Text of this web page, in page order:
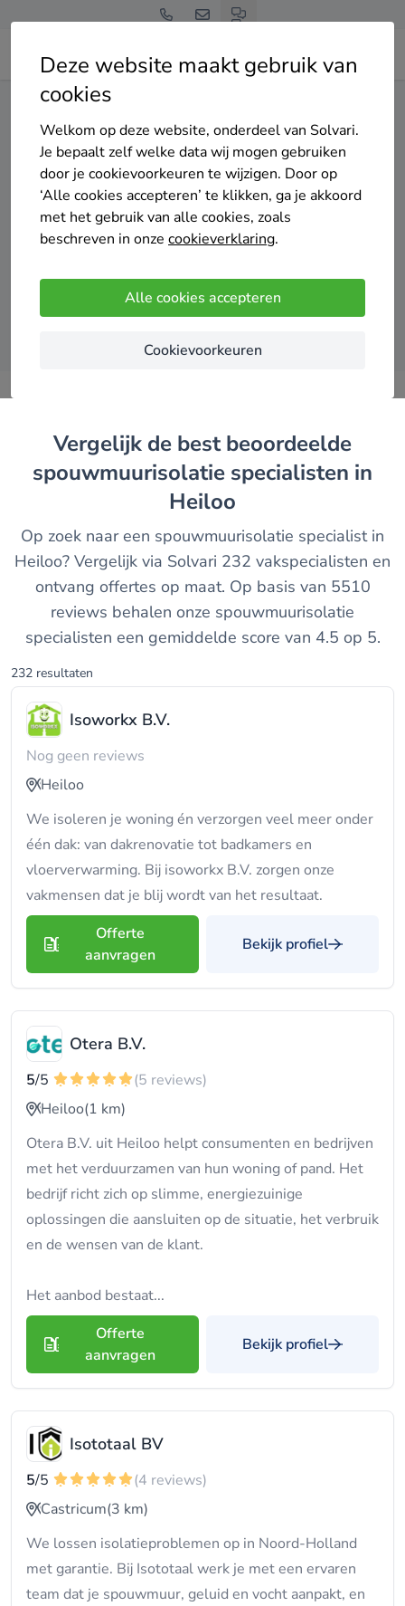
Deze website maakt gebruik van
cookies
Welkom op deze website, onderdeel van Solvari.
Je bepaalt zelf welke data wij mogen gebruiken
door je cookievoorkeuren te wijzigen. Door op
‘Alle cookies accepteren’ te klikken, ga je akkoord
met het gebruik van alle cookies, zoals
beschreven in onze cookieverklaring.
Alle cookies accepteren
Cookievoorkeuren
Home Spouwmuurisolatie
Gratis en vrijblijvend
Top 20 spouwmuurisolatie
specialisten in Heiloo
Vergelijk offertes
Vergelijk de best beoordeelde
spouwmuurisolatie specialisten in
Heiloo
Op zoek naar een spouwmuurisolatie specialist in
Heiloo? Vergelijk via Solvari 232 vakspecialisten en
ontvang offertes op maat. Op basis van 5510
reviews behalen onze spouwmuurisolatie
specialisten een gemiddelde score van 4.5 op 5.
232 resultaten
Isoworkx B.V.
Nog geen reviews
Heiloo
We isoleren je woning én verzorgen veel meer onder
één dak: van dakrenovatie tot badkamers en
vloerverwarming. Bij isoworkx B.V. zorgen onze
vakmensen dat je blij wordt van het resultaat.
Offerte
aanvragen
Bekijk profiel
Otera B.V.
5/5
(5 reviews)
Heiloo(1 km)
Otera B.V. uit Heiloo helpt consumenten en bedrijven
met het verduurzamen van hun woning of pand. Het
bedrijf richt zich op slimme, energiezuinige
oplossingen die aansluiten op de situatie, het verbruik
en de wensen van de klant.
Het aanbod bestaat...
Offerte
aanvragen
Bekijk profiel
Isototaal BV
5/5
(4 reviews)
Castricum(3 km)
We lossen isolatieproblemen op in Noord-Holland
met garantie. Bij Isototaal werk je met een ervaren
team dat je spouwmuur, geluid en vocht aanpakt, en